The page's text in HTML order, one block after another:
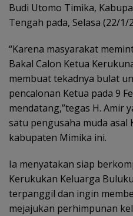
Budi Utomo Timika,
Tengah pada, Selasa (22/1/
“Karena masyarakat
Bakal Calon Ketua
membuat tekadnya bulat
pencalonan Ketua pada 9
mendatang,”tegas H. Amir
satu pengusaha muda asal
kabupaten Mimika ini.
Ia menyatakan siap
Kerukukan Keluarga
terpanggil dan ingin
mejajukan perhimpunan